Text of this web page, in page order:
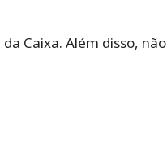
Caixa. Além disso, não